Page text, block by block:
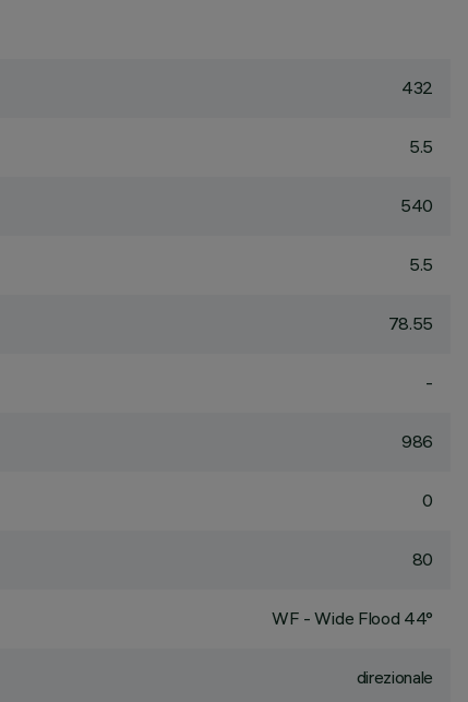
432
5.5
540
5.5
78.55
-
986
0
80
WF - Wide Flood 44°
direzionale